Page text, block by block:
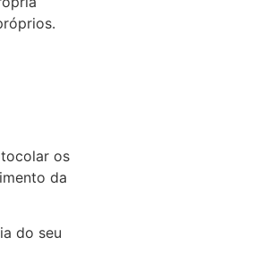
os
da
do seu